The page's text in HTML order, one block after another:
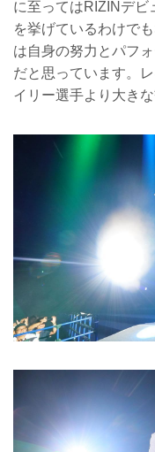
に至ってはRIZINデビ
を挙げているわけで
は自身の努力とパフ
だと思っています。
イリー選手より大き